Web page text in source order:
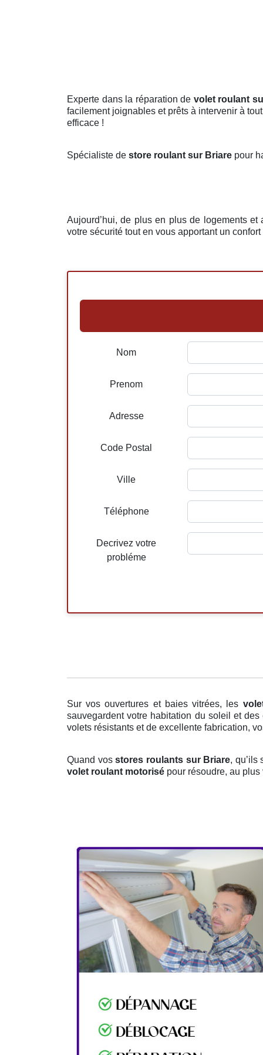
Experte dans la réparation de volet roulant
facilement joignables et prêts à intervenir à
efficace !
Spécialiste de store roulant sur Briare pour
Aujourd’hui, de plus en plus de logements
votre sécurité tout en vous apportant un
Nom
Prenom
Adresse
Code Postal
Ville
Téléphone
Decrivez votre
probléme
Sur vos ouvertures et baies vitrées, les
sauvegardent votre habitation du soleil et
volets résistants et de excellente fabrication,
Quand vosstores roulants sur Briare, qu’ils
volet roulant motorisé pour résoudre, au